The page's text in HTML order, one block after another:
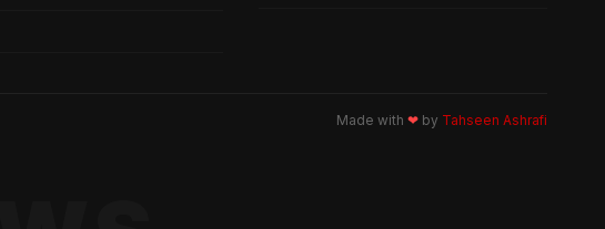
Made with ❤ by Tahseen Ashrafi